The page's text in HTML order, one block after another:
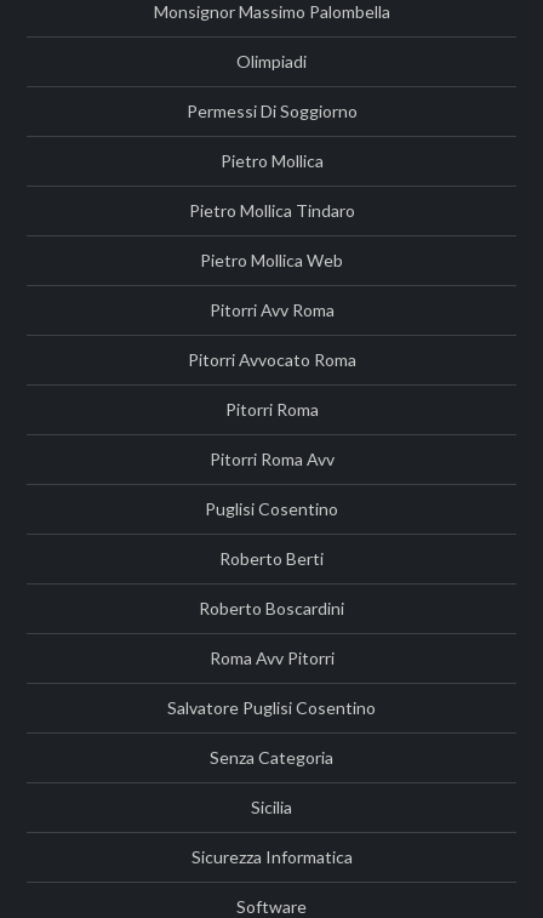
Monsignor Massimo Palombella
Olimpiadi
Permessi Di Soggiorno
Pietro Mollica
Pietro Mollica Tindaro
Pietro Mollica Web
Pitorri Avv Roma
Pitorri Avvocato Roma
Pitorri Roma
Pitorri Roma Avv
Puglisi Cosentino
Roberto Berti
Roberto Boscardini
Roma Avv Pitorri
Salvatore Puglisi Cosentino
Senza Categoria
Sicilia
Sicurezza Informatica
Software